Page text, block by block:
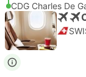
CDG Charles De